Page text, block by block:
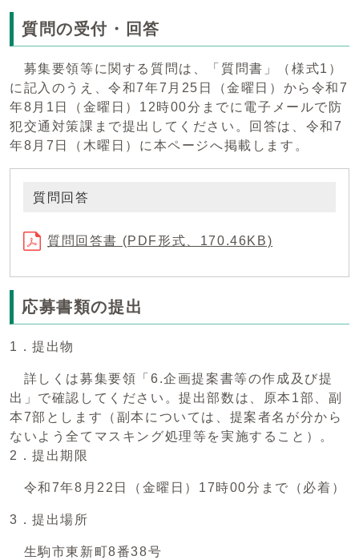
質問の受付・回答
募集要領等に関する質問は、「質問書」（様式1）
に記入のうえ、令和7年7月25日（金曜日）から令和7
年8月1日（金曜日）12時00分までに電子メールで防
犯交通対策課まで提出してください。回答は、令和7
年8月7日（木曜日）に本ページへ掲載します。
質問回答
質問回答書 (PDF形式、170.46KB)
応募書類の提出
1．提出物
詳しくは募集要領「6.企画提案書等の作成及び提
出」で確認してください。提出部数は、原本1部、副
本7部とします（副本については、提案者名が分から
ないよう全てマスキング処理等を実施すること）。
2．提出期限
令和7年8月22日（金曜日）17時00分まで（必着）
3．提出場所
生駒市東新町8番38号